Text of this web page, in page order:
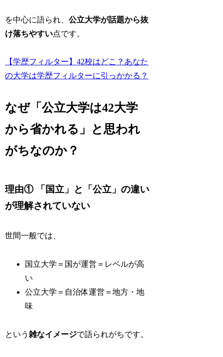
を中心に語られ、公立大学が話題から抜
け落ちやすい点です。
【学歴フィルター】42校はどこ？あなた
の大学は学歴フィルターに引っかかる？
なぜ「公立大学は42大学
から省かれる」と思われ
がちなのか？
理由① 「国立」と「公立」の違い
が理解されていない
世間一般では、
国立大学＝国が運営＝レベルが高
い
公立大学＝自治体運営＝地方・地
味
という雑なイメージで語られがちです。